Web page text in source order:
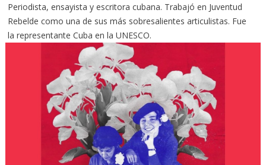
Periodista, ensayista y escritora cubana. Trabajó en Juventud
Rebelde como una de sus más sobresalientes articulistas. Fue
la representante Cuba en la UNESCO.